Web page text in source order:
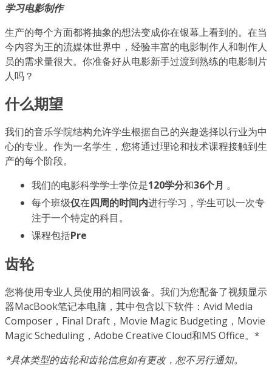
学习电影制作
生产的每个方面都将抽象的想法变成你在银幕上看到的。在当
今内容为王的流媒体世界中，经验丰富的电影制作人和制作人
员的需求量很大。你准备好从电影新手过渡到熟练的电影制片
人吗？
什么期望
我们的音乐学院结构允许学生根据自己的兴趣选择以行业为中
心的专业。作为一名学生，您将通过理论和技术课程接触到生
产的每个阶段。
我们的电影科学学士学位是120学分和36个月 。
每个班级仅在四周的时间内进行学习，学生可以一次专
注于一个特定的科目。
课程包括Pre
齿轮
您将使用专业人员使用的相同设备。我们为您配备了视频显示
器MacBook笔记本电脑，其中包含以下软件：Avid Media
Composer，Final Draft，Movie Magic Budgeting，Movie
Magic Scheduling，Adobe Creative Cloud和MS Office。*
*具体类型的齿轮和齿轮信息如有更改，恕不另行通知。